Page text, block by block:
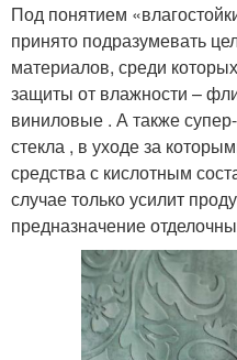
Под понятием
принято подразумевать
материалов, среди
защиты от влажности –
виниловые . А также
стекла , в уходе за
средства с кислотным
случае только усилит
предназначение